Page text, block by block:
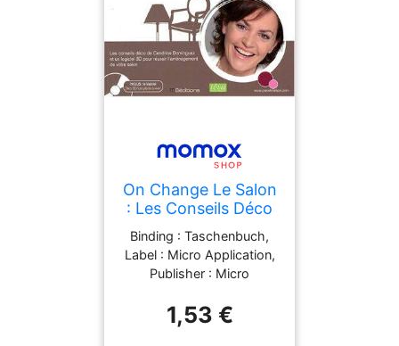
On Change Le Salon
: Les Conseils Déco
De Cendrine
Dominguez Et Un
Logiciel 3d Pour
Réussir
L'Aménagement De
Votre Salon
Binding : Taschenbuch,
Label : Micro Application,
Publisher : Micro
Taschenbuch,
publicationDate : 2008-
1,53 €